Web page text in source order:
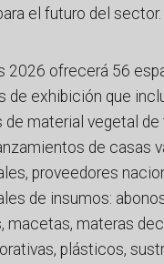
el futuro del sector.
2026 ofrecerá 56
de exhibición que
de material vegetal de
de casas
proveedores
de insumos:
macetas, materas
plásticos,